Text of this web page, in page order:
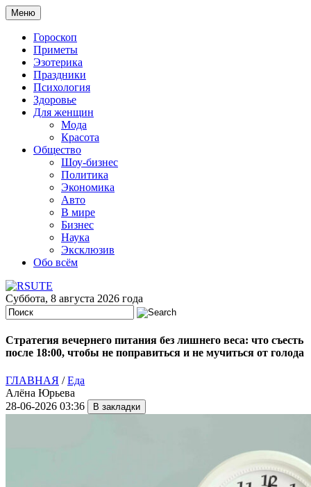
Меню
Гороскоп
Приметы
Эзотерика
Праздники
Психология
Здоровье
Для женщин
Мода
Красота
Общество
Шоу-бизнес
Политика
Экономика
Авто
В мире
Бизнес
Наука
Эксклюзив
Обо всём
Суббота, 8 августа 2026 года
Стратегия вечернего питания без лишнего веса: что съесть
после 18:00, чтобы не поправиться и не мучиться от голода
ГЛАВНАЯ /Еда
Алёна Юрьева
28-06-2026 03:36